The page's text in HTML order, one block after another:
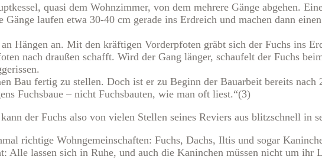
quasi dem Wohnzimmer, von dem mehrere Gänge abgehen.
laufen etwa 30-40 cm gerade ins Erdreich und machen dann
Hängen an. Mit den kräftigen Vorderpfoten gräbt sich der Fuchs ins
nach draußen schafft. Wird der Gang länger, schaufelt der Fuchs
Bau fertig zu stellen. Doch ist er zu Beginn der Bauarbeit bereits
Fuchsbaue – nicht Fuchsbauten, wie man oft liest.“(3)
der Fuchs also von vielen Stellen seines Reviers aus blitzschnell in
richtige Wohngemeinschaften: Fuchs, Dachs, Iltis und sogar
Alle lassen sich in Ruhe, und auch die Kaninchen müssen nicht um